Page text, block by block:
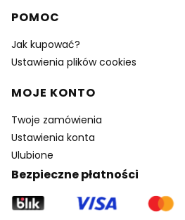
POMOC
Jak kupować?
Ustawienia plików cookies
MOJE KONTO
Twoje zamówienia
Ustawienia konta
Ulubione
Bezpieczne płatności